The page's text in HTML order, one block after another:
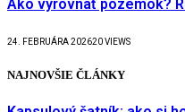
Ako vyrovnať pozemok?
24. FEBRUÁRA 202620VIEWS
NAJNOVŠIE ČLÁNKY